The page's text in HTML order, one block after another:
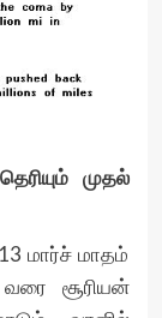
முதல்
மார்ச் மாதம்
சூரியன்